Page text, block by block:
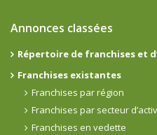
Annonces classées
Répertoire de franchises et
Franchises existantes
Franchises par région
Franchises par secteur
Franchises en vedette